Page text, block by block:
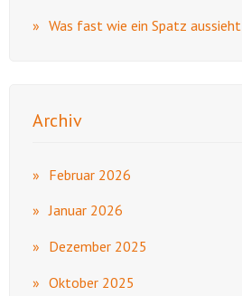
Was fast wie ein Spatz aussieht
Archiv
Februar 2026
Januar 2026
Dezember 2025
Oktober 2025